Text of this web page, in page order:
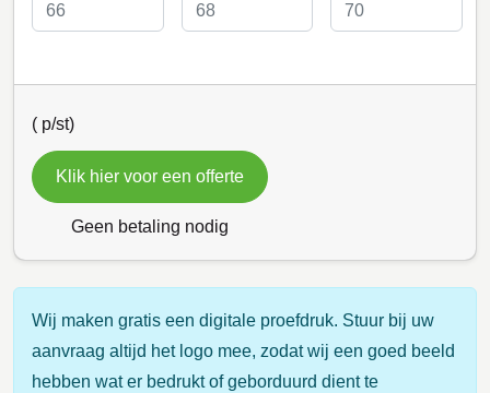
( p/st)
Klik hier voor een offerte
Geen betaling nodig
Wij maken gratis een digitale proefdruk. Stuur bij uw
aanvraag altijd het logo mee, zodat wij een goed beeld
hebben wat er bedrukt of geborduurd dient te